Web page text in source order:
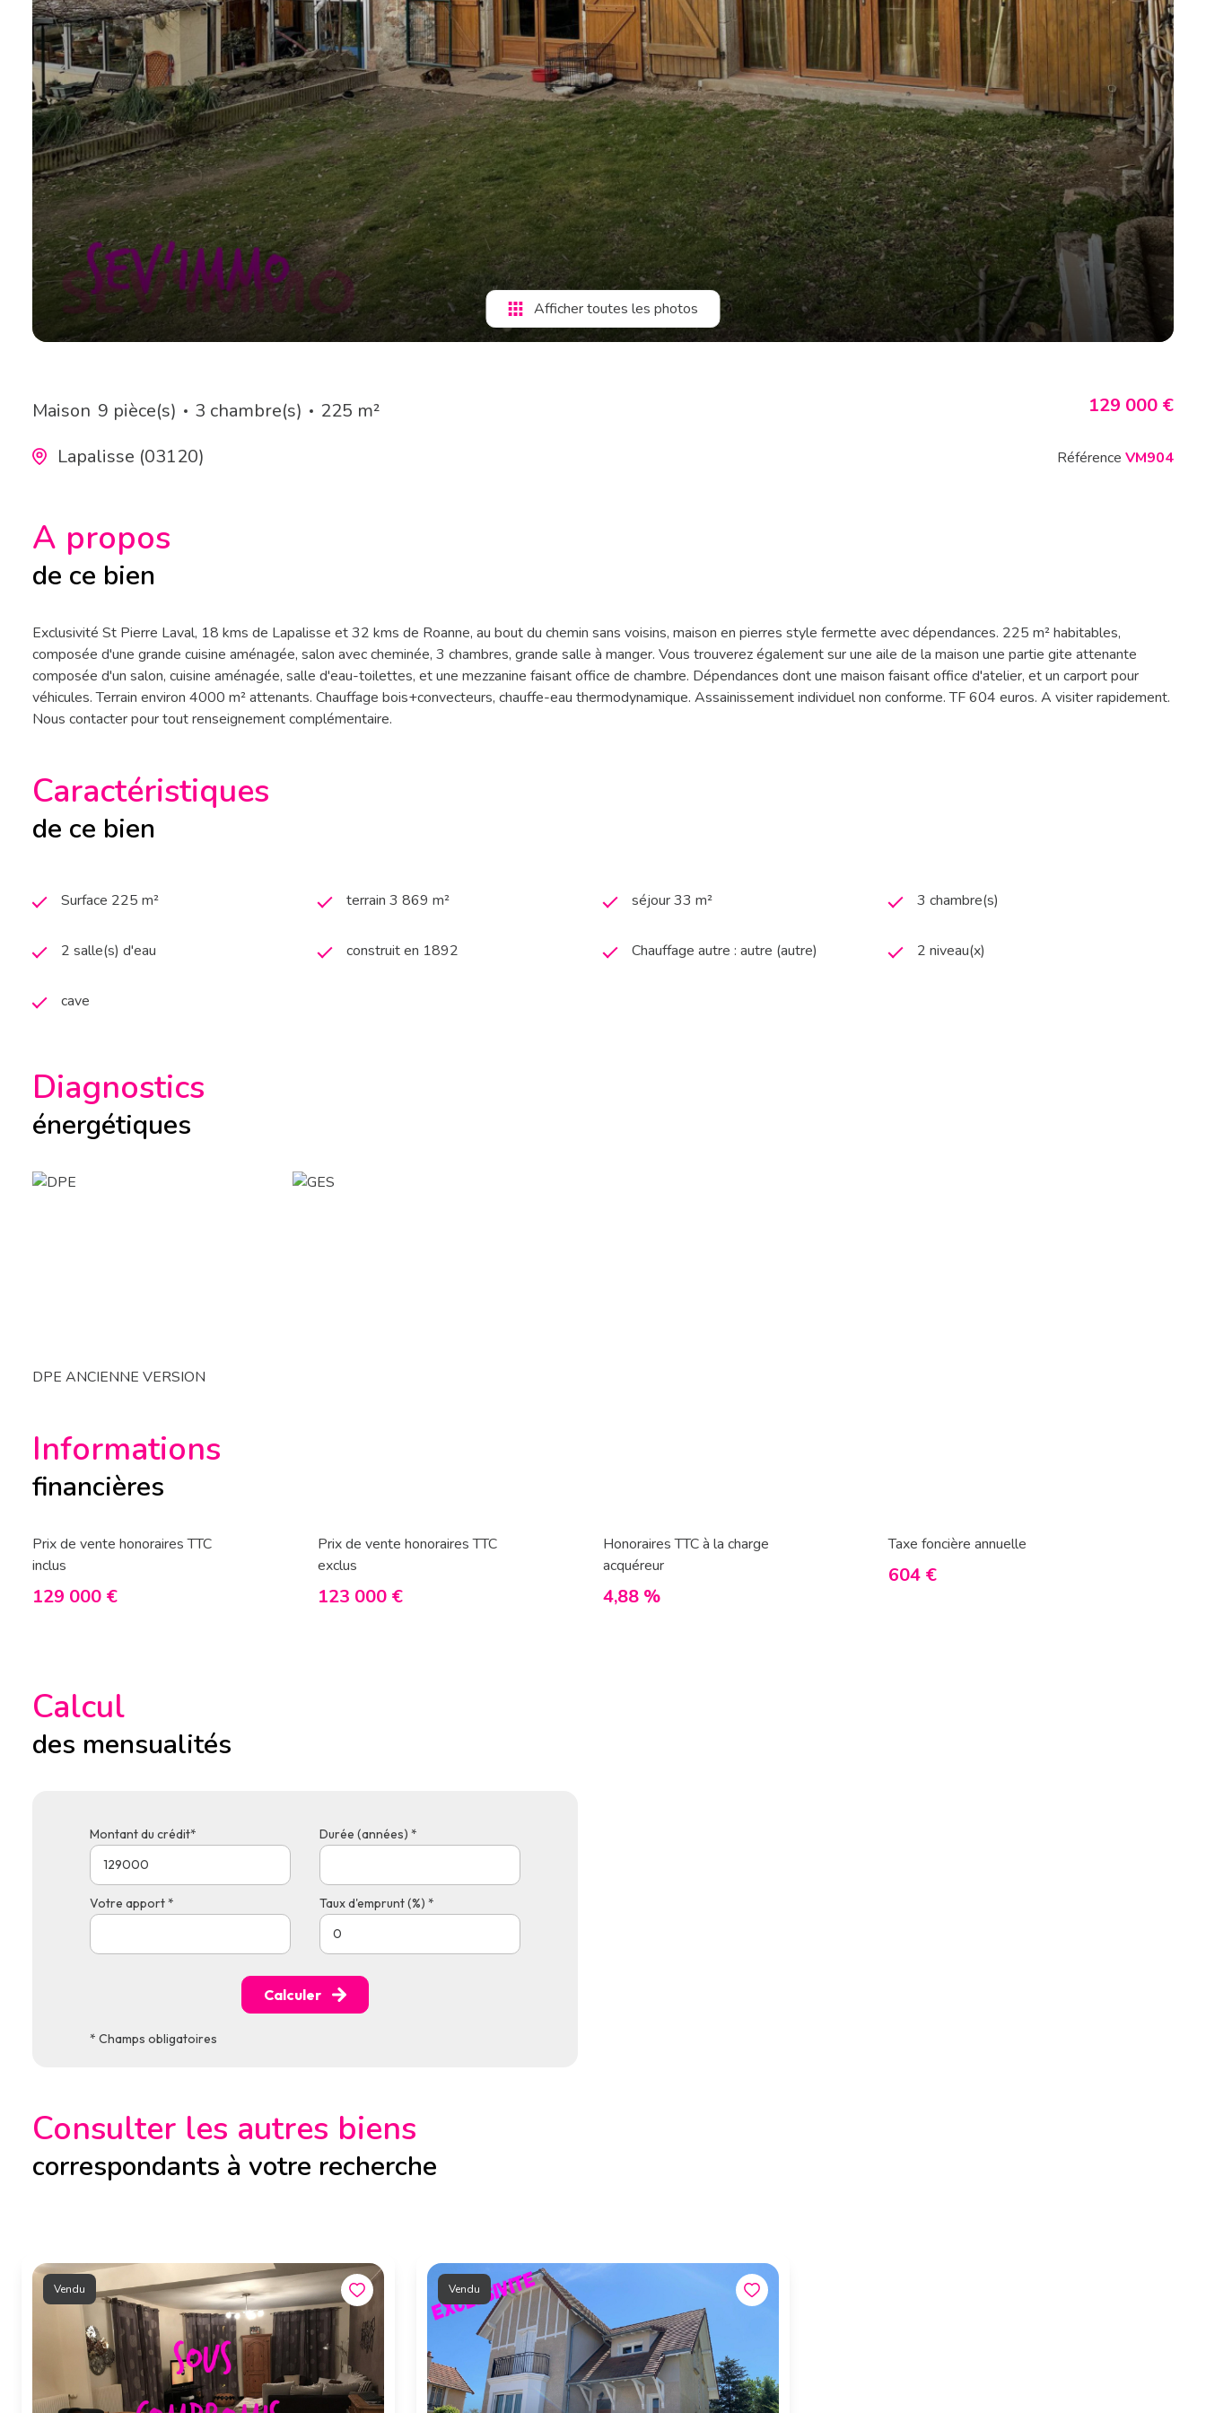
Afficher toutes les photos
Maison 9 pièce(s) 3 chambre(s)
225 m²
Lapalisse (03120)
129 000 €
Référence VM904
A propos
de ce bien
Exclusivité St Pierre Laval, 18 kms de Lapalisse et 32 kms de Roanne, au bout du chemin sans voisins, maison en pierres style fermette avec dépendances. 225 m² habitables,
composée d'une grande cuisine aménagée, salon avec cheminée, 3 chambres, grande salle à manger. Vous trouverez également sur une aile de la maison une partie gite attenante
composée d'un salon, cuisine aménagée, salle d'eau-toilettes, et une mezzanine faisant office de chambre. Dépendances dont une maison faisant office d'atelier, et un carport pour
véhicules. Terrain environ 4000 m² attenants. Chauffage bois+convecteurs, chauffe-eau thermodynamique. Assainissement individuel non conforme. TF 604 euros. A visiter rapidement.
Nous contacter pour tout renseignement complémentaire.
Caractéristiques
de ce bien
Surface 225 m² terrain 3 869 m² séjour 33 m² 3 chambre(s)
2 salle(s) d'eau construit en 1892 Chauffage autre : autre (autre) 2 niveau(x)
cave
Diagnostics
énergétiques
DPE ANCIENNE VERSION
Informations
financières
Prix de vente honoraires TTC
inclus
129 000 €
Prix de vente honoraires TTC
exclus
123 000 €
Honoraires TTC à la charge
acquéreur
4,88 %
Taxe foncière annuelle
604 €
Calcul
des mensualités
Montant du crédit* Durée (années) *
Votre apport * Taux d'emprunt (%) *
Calculer
* Champs obligatoires
Consulter les autres biens
correspondants à votre recherche
Vendu Vendu